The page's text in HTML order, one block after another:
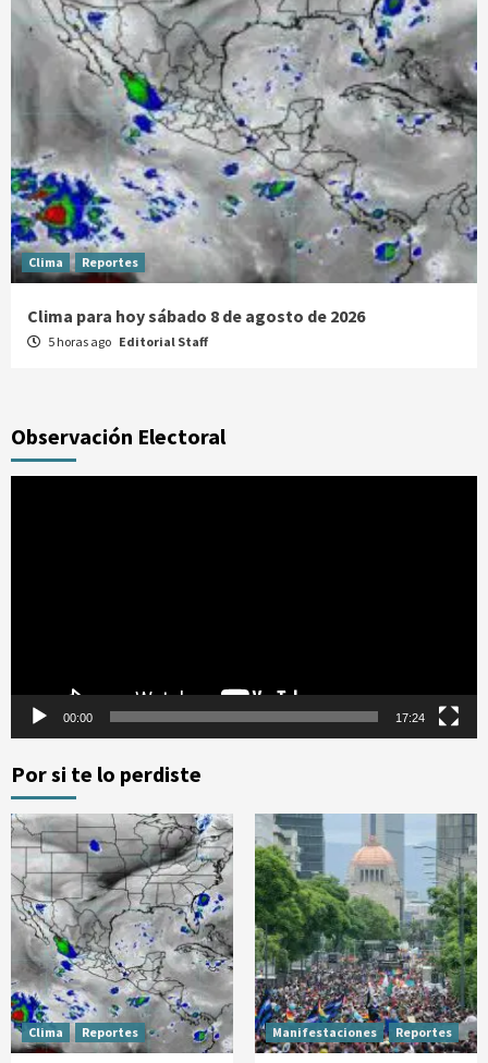
Clima Reportes
Clima para hoy sábado 8 de agosto de 2026
5 horas ago Editorial Staff
Observación Electoral
00:00 17:24
Por si te lo perdiste
Clima Reportes Manifestaciones Reportes